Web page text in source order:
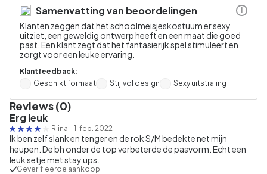
Samenvatting van beoordelingen
Klanten zeggen dat het schoolmeisjeskostuum er sexy
uitziet, een geweldig ontwerp heeft en een maat die goed
past. Een klant zegt dat het fantasierijk spel stimuleert en
zorgt voor een leuke ervaring.
Klantfeedback:
Geschikt formaat
Stijlvol design Sexy uitstraling
i
Reviews (0)
Erg leuk
Riina - 1. feb. 2022
Ik ben zelf slank en tenger en de rok S/M bedekte net mijn
heupen. De bh onder de top verbeterde de pasvorm. Echt een
leuk setje met stay ups.
Geverifieerde aankoop